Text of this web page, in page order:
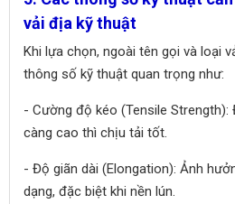
vải địa kỹ thuật
Khi lựa chọn, ngoài tên gọi và loại
thông số kỹ thuật quan trọng như:
- Cường độ kéo (Tensile
càng cao thì chịu tải tốt.
- Độ giãn dài (Elongation): Ảnh
dạng, đặc biệt khi nền lún.